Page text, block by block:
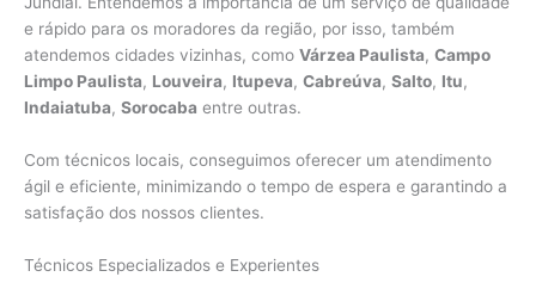
e rápido para os moradores da região, por isso, também
atendemos cidades vizinhas, como Várzea Paulista, Campo
Limpo Paulista, Louveira, Itupeva, Cabreúva, Salto, Itu,
Indaiatuba, Sorocaba entre outras.
Com técnicos locais, conseguimos oferecer um atendimento
ágil e eficiente, minimizando o tempo de espera e garantindo a
satisfação dos nossos clientes.
Técnicos Especializados e Experientes